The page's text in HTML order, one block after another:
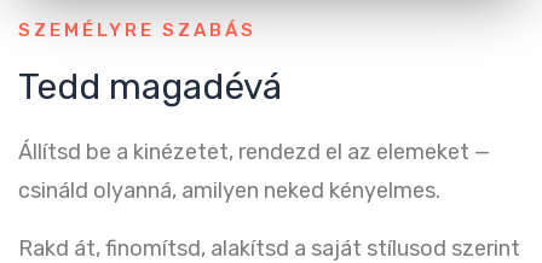
SZEMÉLYRE SZABÁS
Tedd magadévá
Állítsd be a kinézetet, rendezd el az elemeket —
csináld olyanná, amilyen neked kényelmes.
Rakd át, finomítsd, alakítsd a saját stílusod szerint